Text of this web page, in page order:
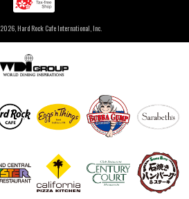
2026, Hard Rock Cafe International, Inc.